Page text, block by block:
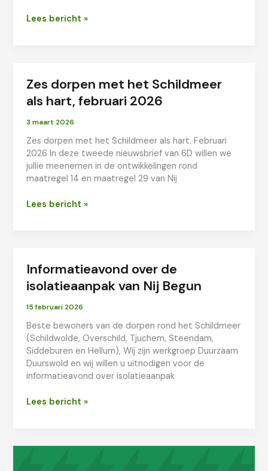
Overschild
Lees bericht »
Zes dorpen met het Schildmeer
als hart, februari 2026
3 maart 2026
Zes dorpen met het Schildmeer als hart. Februari
2026 In deze tweede nieuwsbrief van 6D willen we
jullie meenemen in de ontwikkelingen rond
maatregel 14 en maatregel 29 van Nij
Zes
als
hart,
februari
2026
Lees bericht »
Informatieavond over de
isolatieaanpak van Nij Begun
15 februari 2026
Beste bewoners van de dorpen rond het Schildmeer
(Schildwolde, Overschild, Tjuchem, Steendam,
Siddeburen en Hellum), Wij zijn werkgroep Duurzaam
Duurswold en wij willen u uitnodigen voor de
informatieavond over isolatieaanpak
Informatieavond
Lees bericht »